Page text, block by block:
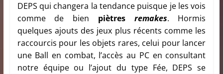
DEPS qui changera la tendance puisque je les vois
comme de bien piètres remakes. Hormis
quelques ajouts des jeux plus récents comme les
raccourcis pour les objets rares, celui pour lancer
une Ball en combat, l’accès au PC en consultant
notre équipe ou l’ajout du type Fée, DEPS se